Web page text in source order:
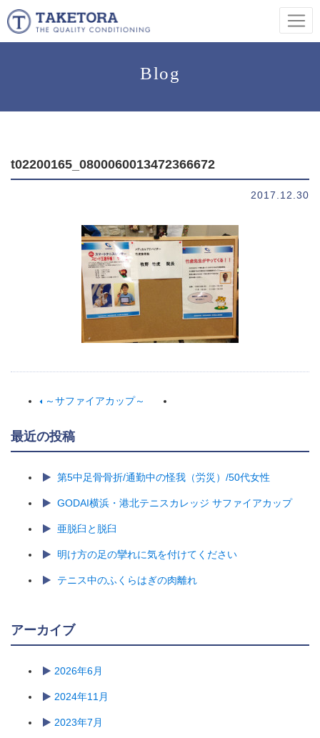
Blog
t02200165_0800060013472366672
2017.12.30
～サファイアカップ～
最近の投稿
第5中足骨骨折/通勤中の怪我（労災）/50代女性
GODAI横浜・港北テニスカレッジ サファイアカップ
亜脱臼と脱臼
明け方の足の攣れに気を付けてください
テニス中のふくらはぎの肉離れ
アーカイブ
2026年6月
2024年11月
2023年7月